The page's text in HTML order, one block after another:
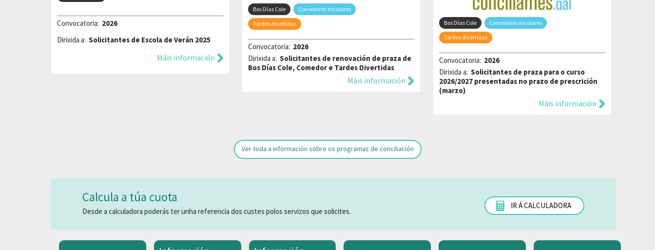
Convocatoria: 2026
Dirixida a: Solicitantes de Escola de Verán 2025
Máis información
Bos Días Cole
Comedores escolares
Tardes divertidas
Convocatoria: 2026
Dirixida a: Solicitantes de renovación de praza de
Bos Días Cole, Comedor e Tardes Divertidas
Máis información
Bos Días Cole
Comedores escolares
Tardes divertidas
Convocatoria: 2026
Dirixida a: Solicitantes de praza para o curso
2026/2027 presentadas no prazo de prescrición
(marzo)
Máis información
Ver toda a información sobre os programas de conciliación
Calcula a túa cuota
Desde a calculadora poderás ter unha referencia dos custes polos servizos que solicites.
IR Á CALCULADORA